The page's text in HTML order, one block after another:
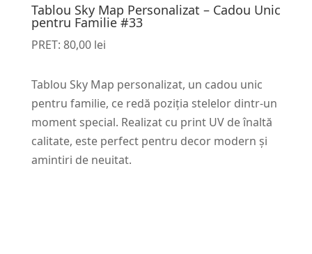
Tablou Sky Map Personalizat – Cadou Unic
pentru Familie #33
PRET: 80,00 lei
Tablou Sky Map personalizat, un cadou unic
pentru familie, ce redă poziția stelelor dintr-un
moment special. Realizat cu print UV de înaltă
calitate, este perfect pentru decor modern și
amintiri de neuitat.